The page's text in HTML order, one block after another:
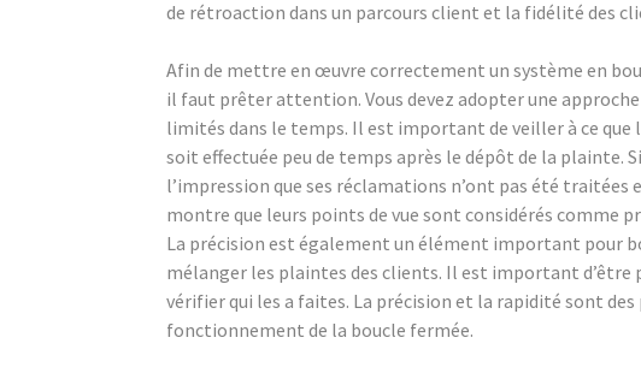
de rétroaction dans un parcours client et la fidélité des
Afin de mettre en œuvre correctement un système en
il faut prêter attention. Vous devez adopter une
limités dans le temps. Il est important de veiller à ce
soit effectuée peu de temps après le dépôt de la plainte.
l’impression que ses réclamations n’ont pas été
montre que leurs points de vue sont considérés comme
La précision est également un élément important pour
mélanger les plaintes des clients. Il est important
vérifier qui les a faites. La précision et la rapidité sont
fonctionnement de la boucle fermée.